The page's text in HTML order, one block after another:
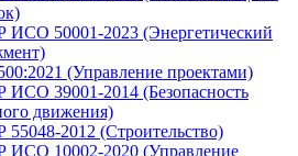
50001-2023 (Энергетический
(Управление проектами)
39001-2014 (Безопасность
движения)
2012 (Строительство)
ИСО 10002-2020 (Управление